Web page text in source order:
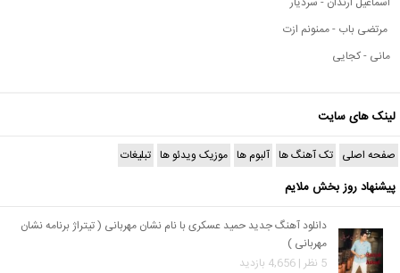
مرتضی باب - ممنونم ازت
مانی - کجایی
لینک های سایت
صفحه اصلی تک آهنگ ها آلبوم ها موزیک ویدئو ها تبلیغات
پیشنهاد روز بخش ملایم
دانلود آهنگ جدید حمید عسکری با نام نشان مهربانی ( تیتراژ برنامه نشان
مهربانی )
5 نظر | 4,656 بازدید